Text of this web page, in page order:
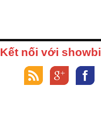
Kết nối với